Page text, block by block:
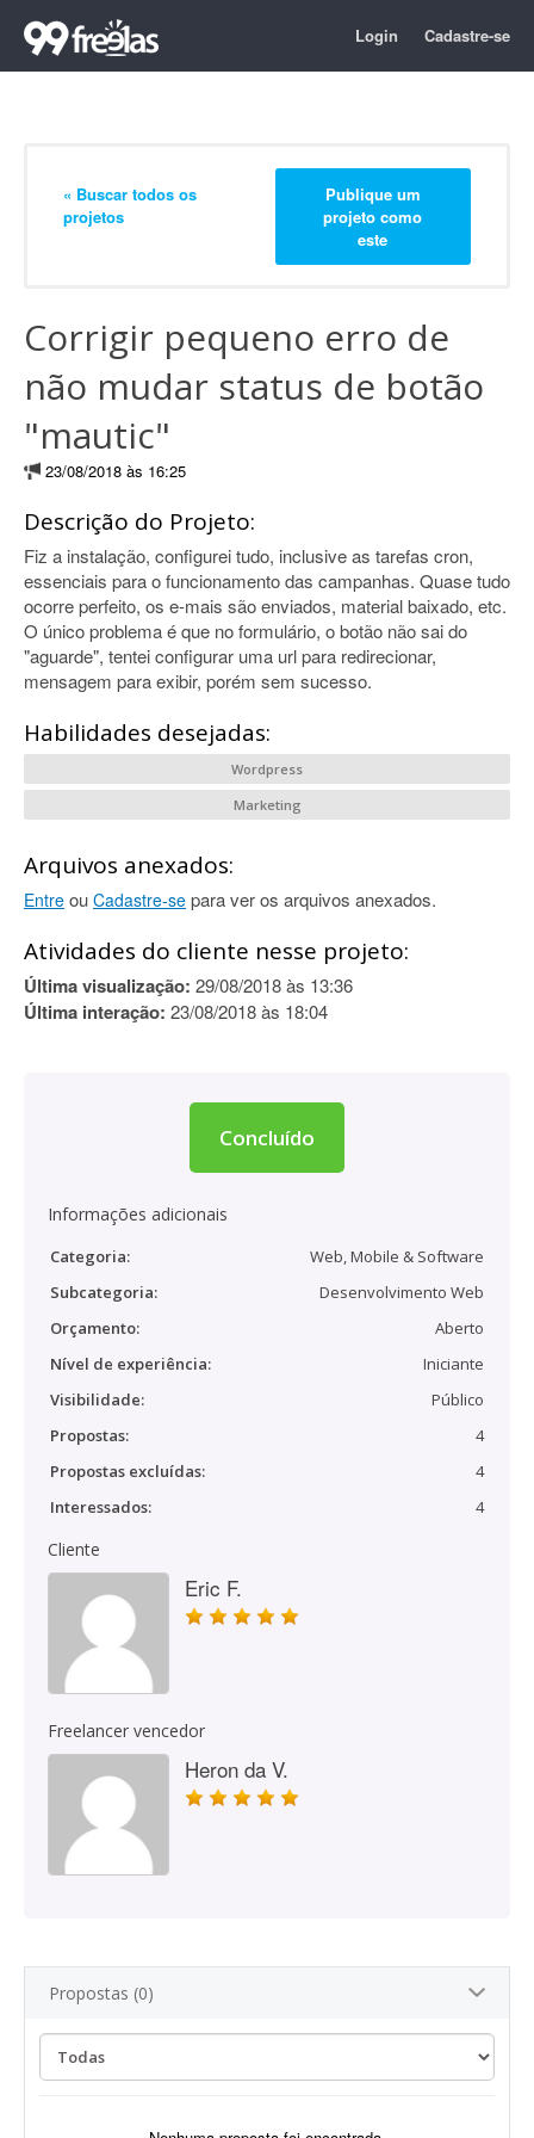
Login Cadastre-se
« Buscar todos os
projetos
Publique um
projeto como
este
Corrigir pequeno erro de
não mudar status de botão
"mautic"
23/08/2018 às 16:25
Descrição do Projeto:
Fiz a instalação, configurei tudo, inclusive as tarefas cron,
essenciais para o funcionamento das campanhas. Quase tudo
ocorre perfeito, os e-mais são enviados, material baixado, etc.
O único problema é que no formulário, o botão não sai do
"aguarde", tentei configurar uma url para redirecionar,
mensagem para exibir, porém sem sucesso.
Habilidades desejadas:
Wordpress
Marketing
Arquivos anexados:
Entre ou Cadastre-se para ver os arquivos anexados.
Atividades do cliente nesse projeto:
Última visualização: 29/08/2018 às 13:36
Última interação: 23/08/2018 às 18:04
Concluído
Informações adicionais
Categoria:
Web, Mobile & Software
Subcategoria:
Desenvolvimento Web
Orçamento:
Aberto
Nível de experiência:
Iniciante
Visibilidade:
Público
Propostas:
4
Propostas excluídas:
4
Interessados:
4
Cliente
Eric F.
Freelancer vencedor
Heron da V.
Propostas (0)